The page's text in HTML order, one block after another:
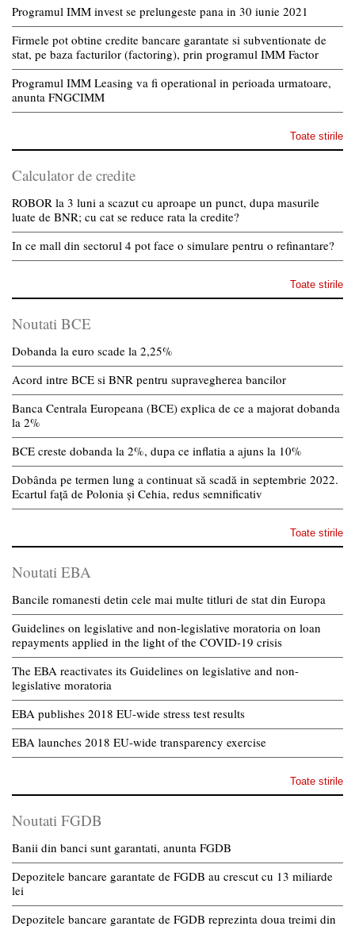
Programul IMM invest se prelungeste pana in 30 iunie 2021
Firmele pot obtine credite bancare garantate si subventionate de
stat, pe baza facturilor (factoring), prin programul IMM Factor
Programul IMM Leasing va fi operational in perioada urmatoare,
anunta FNGCIMM
Toate stirile
Calculator de credite
ROBOR la 3 luni a scazut cu aproape un punct, dupa masurile
luate de BNR; cu cat se reduce rata la credite?
In ce mall din sectorul 4 pot face o simulare pentru o refinantare?
Toate stirile
Noutati BCE
Dobanda la euro scade la 2,25%
Acord intre BCE si BNR pentru supravegherea bancilor
Banca Centrala Europeana (BCE) explica de ce a majorat dobanda
la 2%
BCE creste dobanda la 2%, dupa ce inflatia a ajuns la 10%
Dobânda pe termen lung a continuat să scadă in septembrie 2022.
Ecartul față de Polonia și Cehia, redus semnificativ
Toate stirile
Noutati EBA
Bancile romanesti detin cele mai multe titluri de stat din Europa
Guidelines on legislative and non-legislative moratoria on loan
repayments applied in the light of the COVID-19 crisis
The EBA reactivates its Guidelines on legislative and non-
legislative moratoria
EBA publishes 2018 EU-wide stress test results
EBA launches 2018 EU-wide transparency exercise
Toate stirile
Noutati FGDB
Banii din banci sunt garantati, anunta FGDB
Depozitele bancare garantate de FGDB au crescut cu 13 miliarde
lei
Depozitele bancare garantate de FGDB reprezinta doua treimi din